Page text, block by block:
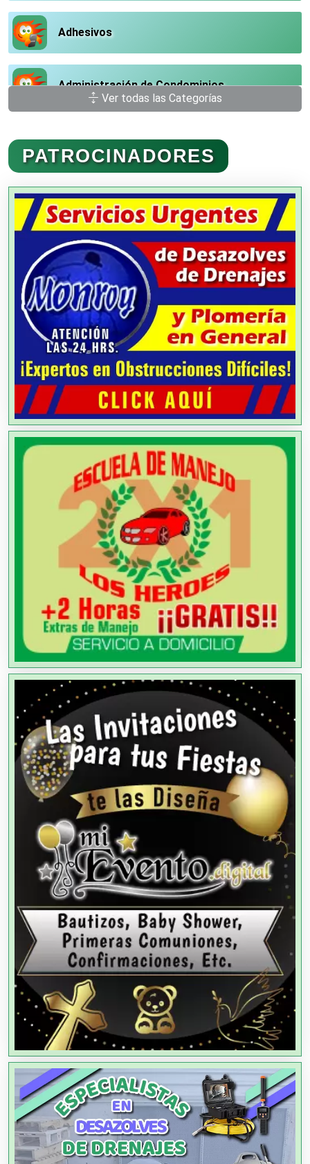
Adhesivos
Administración de Condominios
Administración de Empresas
Agencias Aduanales
Agencias de Autos
Agencias de Cobranza
Agencias de Colocación
Agencias de Modelos
Agencias de Publicidad
Agencias de Viajes
Agricultores
Agricultura y Ganadería
Agua Purificada
Aire Acondicionado
Alarmas
Albercas
Alimentos
Almacenaje
Alquiler de Autos
Alquiler de Equipos para Fiestas
Alquiler de Sillas y Mesas
Alquiler de Trajes de Etiqueta
Ver todas las Categorías
PATROCINADORES